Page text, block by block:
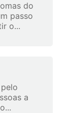
do
passo
o...
a